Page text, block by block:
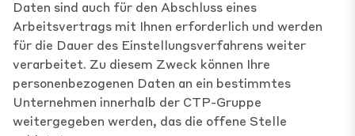
Daten sind auch für den Abschluss eines
Arbeitsvertrags mit Ihnen erforderlich und werden
für die Dauer des Einstellungsverfahrens weiter
verarbeitet. Zu diesem Zweck können Ihre
personenbezogenen Daten an ein bestimmtes
Unternehmen innerhalb der CTP-Gruppe
weitergegeben werden, das die offene Stelle